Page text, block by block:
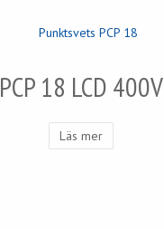
PCP 18 LCD 400V
Läs mer